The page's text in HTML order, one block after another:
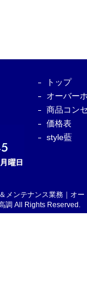
トップ
オーバー
商品コン
価格表
style藍
メンテナンス業務｜オー
調 All Rights Reserved.